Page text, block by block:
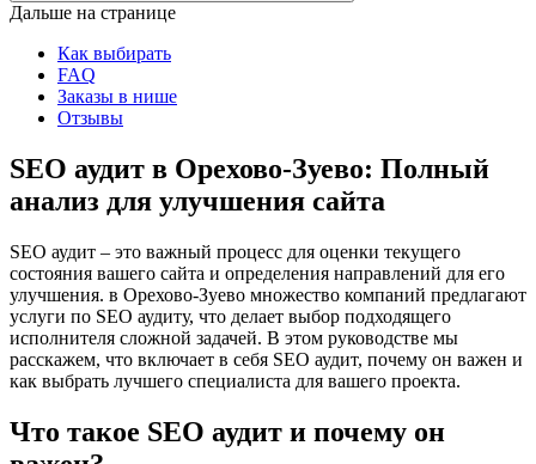
Дальше на странице
Как выбирать
FAQ
Заказы в нише
Отзывы
SEO аудит в Орехово-Зуево: Полный
анализ для улучшения сайта
SEO аудит – это важный процесс для оценки текущего
состояния вашего сайта и определения направлений для его
улучшения. в Орехово-Зуево множество компаний предлагают
услуги по SEO аудиту, что делает выбор подходящего
исполнителя сложной задачей. В этом руководстве мы
расскажем, что включает в себя SEO аудит, почему он важен и
как выбрать лучшего специалиста для вашего проекта.
Что такое SEO аудит и почему он